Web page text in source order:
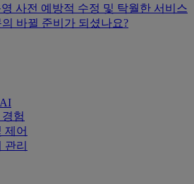
사전 예방적 수정 및 탁월한 서비스
바뀔 준비가 되셨나요?
험
제어
관리